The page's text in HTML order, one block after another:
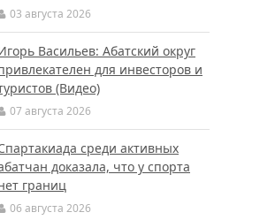
03 августа 2026
Васильев: Абатский округ
для инвесторов и
(Видео)
07 августа 2026
среди активных
доказала, что у спорта
границ
06 августа 2026